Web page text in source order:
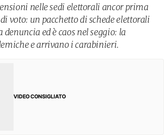
nelle sedi elettorali ancor prima
voto: un pacchetto di schede elettorali
ed è caos nel seggio: la
e arrivano i carabinieri.
VIDEO CONSIGLIATO